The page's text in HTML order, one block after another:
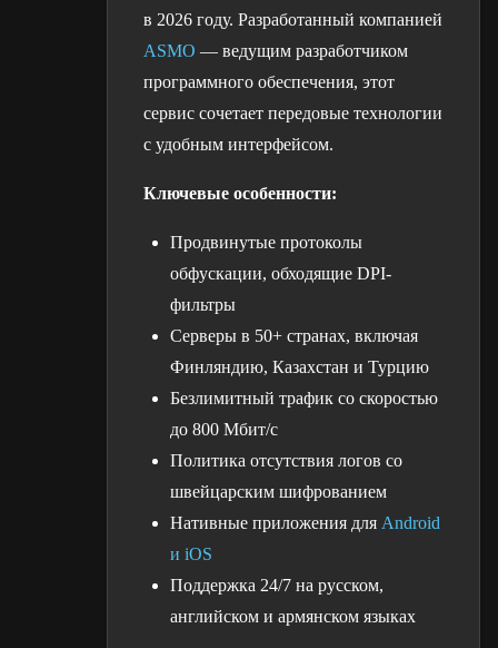
в 2026 году. Разработанный компанией
ASMO — ведущим разработчиком
программного обеспечения, этот
сервис сочетает передовые технологии
с удобным интерфейсом.
Ключевые особенности:
Продвинутые протоколы
обфускации, обходящие DPI-
фильтры
Серверы в 50+ странах, включая
Финляндию, Казахстан и Турцию
Безлимитный трафик со скоростью
до 800 Мбит/с
Политика отсутствия логов со
швейцарским шифрованием
Нативные приложения для Android
и iOS
Поддержка 24/7 на русском,
английском и армянском языках